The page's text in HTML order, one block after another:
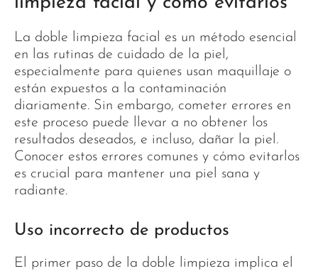
La doble limpieza facial es un método esencial
en las rutinas de cuidado de la piel,
especialmente para quienes usan maquillaje o
están expuestos a la contaminación
diariamente. Sin embargo, cometer errores en
este proceso puede llevar a no obtener los
resultados deseados, e incluso, dañar la piel.
Conocer estos errores comunes y cómo evitarlos
es crucial para mantener una piel sana y
radiante.
Uso incorrecto de productos
El primer paso de la doble limpieza implica el